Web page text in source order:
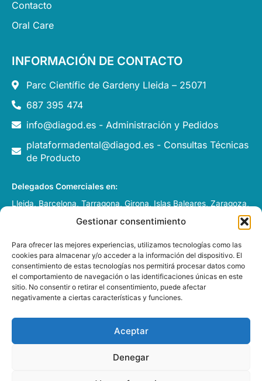
Gestionar consentimiento
Para ofrecer las mejores experiencias, utilizamos tecnologías como las
cookies para almacenar y/o acceder a la información del dispositivo. El
consentimiento de estas tecnologías nos permitirá procesar datos como
el comportamiento de navegación o las identificaciones únicas en este
sitio. No consentir o retirar el consentimiento, puede afectar
negativamente a ciertas características y funciones.
Aceptar
Denegar
Contacto
Oral Care
INFORMACIÓN DE CONTACTO
Parc Científic de Gardeny Lleida – 25071
687 395 474
info@diagod.es - Administración y Pedidos
plataformadental@diagod.es - Consultas Técnicas
de Producto
Delegados Comerciales en:
Lleida, Barcelona, Tarragona, Girona, Islas Baleares, Zaragoza,
Huesca, Pamplona y Andorra.
Italia, Francia y Portugal
DIAGOD GRUP S.L. – 2026 –Desarrollado por